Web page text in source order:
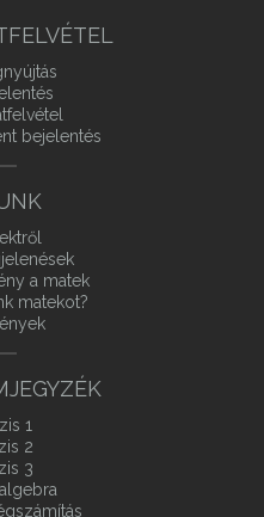
bejelentés
a matek
matekot?
1
2
3
algebra